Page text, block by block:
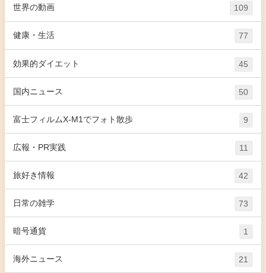
世界の動画 109
健康・生活 77
効果的ダイエット 45
国内ニュース 50
富士フィルムX-M1でフォト散歩 9
広報・PR実践 11
旅好き情報 42
日常の雑学 73
暗号通貨 1
海外ニュース 21